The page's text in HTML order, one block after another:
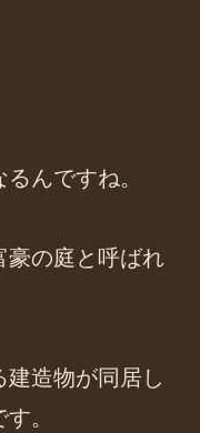
んですね。
豪の庭と呼ばれ
造物が同居し
。